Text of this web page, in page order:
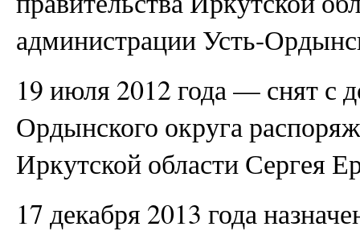
администрации Усть-
19 июля 2012 года — снят с
Ордынского округа
Иркутской области Сергея
17 декабря 2013 года